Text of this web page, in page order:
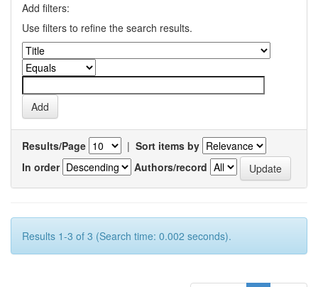
Add filters:
Use filters to refine the search results.
Results/Page | Sort items by
In order
Authors/record
Results 1-3 of 3 (Search time: 0.002 seconds).